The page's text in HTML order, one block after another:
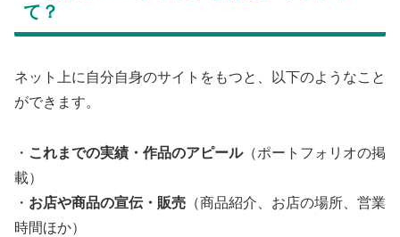
て？
ネット上に自分自身のサイトをもつと、以下のようなこと
ができます。
・ これまでの実績・作品のアピール（ポートフォリオの掲
載）
・ お店や商品の宣伝・販売 （商品紹介、お店の場所、営業
時間ほか）